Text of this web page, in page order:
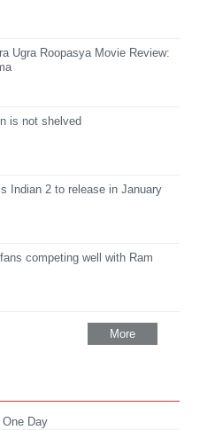
Ugra Roopasya Movie Review:
is not shelved
Indian 2 to release in January
competing well with Ram
More
One Day